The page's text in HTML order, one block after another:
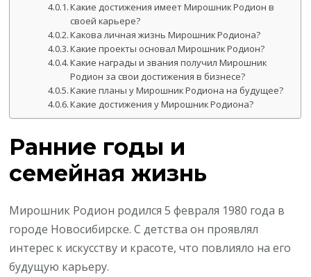
Какие достижения имеет Мирошник Родион в
своей карьере?
Какова личная жизнь Мирошник Родиона?
Какие проекты основал Мирошник Родион?
Какие награды и звания получил Мирошник
Родион за свои достижения в бизнесе?
Какие планы у Мирошник Родиона на будущее?
Какие достижения у Мирошник Родиона?
Ранние годы и
семейная жизнь
Мирошник Родион родился 5 февраля 1980 года в
городе Новосибирске. С детства он проявлял
интерес к искусству и красоте, что повлияло на его
будущую карьеру.